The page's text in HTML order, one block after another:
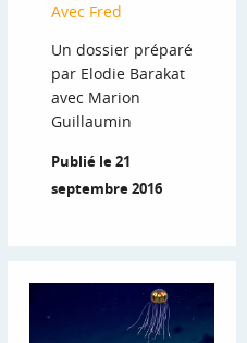
Avec Fred
Un dossier préparé
par Elodie Barakat
avec Marion
Guillaumin
Publié le 21
septembre 2016